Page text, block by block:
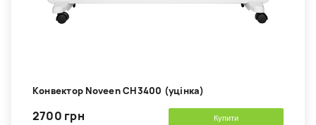
Kонвектор Noveen CH3400 (уцінка)
2700 грн Купити